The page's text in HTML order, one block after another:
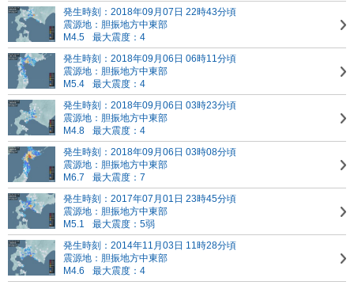
発生時刻：2018年09月07日 22時43分頃
震源地：胆振地方中東部
M4.5
最大震度：4
発生時刻：2018年09月06日 06時11分頃
震源地：胆振地方中東部
M5.4
最大震度：4
発生時刻：2018年09月06日 03時23分頃
震源地：胆振地方中東部
M4.8
最大震度：4
発生時刻：2018年09月06日 03時08分頃
震源地：胆振地方中東部
M6.7
最大震度：7
発生時刻：2017年07月01日 23時45分頃
震源地：胆振地方中東部
M5.1
最大震度：5弱
発生時刻：2014年11月03日 11時28分頃
震源地：胆振地方中東部
M4.6
最大震度：4